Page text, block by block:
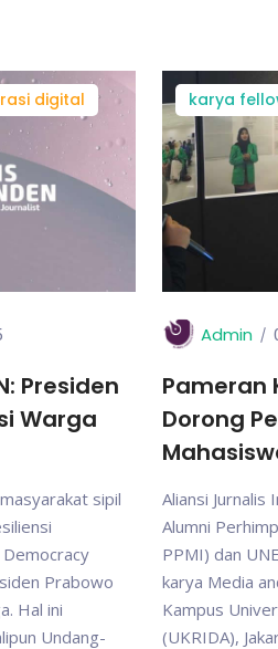
digital
Presiden
Warga
sipil
Prabowo
Hal ini
Undang-
karya
Admin
Pameran
Dorong
Aliansi Jurnalis
Alumni
PPMI) dan
karya Media
Kampus
(UKRIDA),